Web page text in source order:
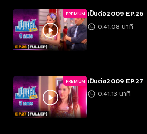
PREMIUM เป็นต่อ2009 EP.26
0:41:08 นาที
PREMIUM เป็นต่อ2009 EP.27
0:41:13 นาที